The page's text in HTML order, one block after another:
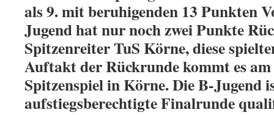
als 9. mit beruhigenden 13 Punkten
Jugend hat nur noch zwei Punkte
Spitzenreiter TuS Körne, diese
Auftakt der Rückrunde kommt es am
Spitzenspiel in Körne. Die B-Jugend
aufstiegsberechtigte Finalrunde